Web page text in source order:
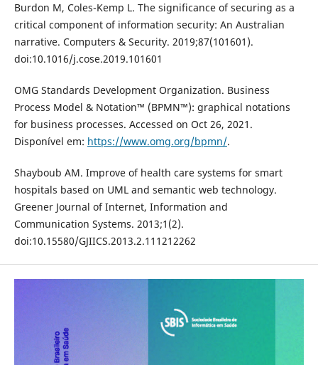
Burdon M, Coles-Kemp L. The significance of securing as a
critical component of information security: An Australian
narrative. Computers & Security. 2019;87(101601).
doi:10.1016/j.cose.2019.101601
OMG Standards Development Organization. Business
Process Model & Notation™ (BPMN™): graphical notations
for business processes. Accessed on Oct 26, 2021.
Disponível em: https://www.omg.org/bpmn/.
Shayboub AM. Improve of health care systems for smart
hospitals based on UML and semantic web technology.
Greener Journal of Internet, Information and
Communication Systems. 2013;1(2).
doi:10.15580/GJIICS.2013.2.111212262